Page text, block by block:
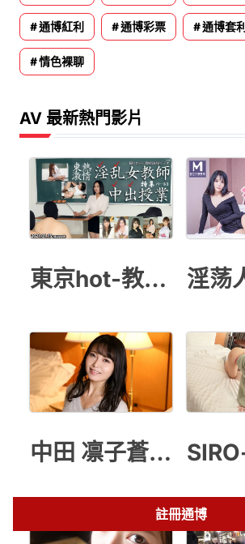
註冊通博
通博紅利 通博彩票 通博套利
情色裸聊
AV 最新熱門影片
東京hot-教師授業
中田 凛子蒼い再会